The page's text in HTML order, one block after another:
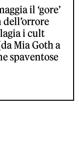
il ‘gore’
i cult
Mia Goth a
spaventose